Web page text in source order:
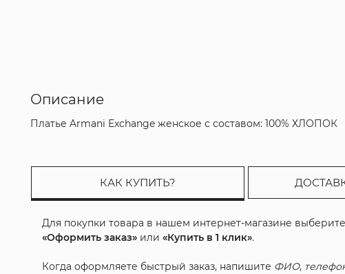
Описание
Платье Armani Exchange женское с составом: 100% ХЛОПОК
КАК КУПИТЬ?
Для покупки товара в нашем интернет-магазине
«Оформить заказ» или«Купить в 1 клик».
Когда оформляете быстрый заказ, напишите ФИО,